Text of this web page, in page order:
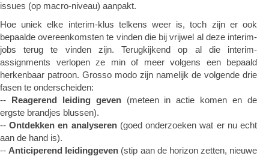
issues (op macro-niveau) aanpakt.
Hoe uniek elke interim-klus telkens weer is, toch zijn er ook
bepaalde overeenkomsten te vinden die bij vrijwel al deze interim-
jobs terug te vinden zijn. Terugkijkend op al die interim-
assignments verlopen ze min of meer volgens een bepaald
herkenbaar patroon. Grosso modo zijn namelijk de volgende drie
fasen te onderscheiden:
-- Reagerend leiding geven(meteen in actie komen en de
ergste brandjes blussen).
--Ontdekken en analyseren(goed onderzoeken wat er nu echt
aan de hand is).
-- Anticiperend leidinggeven (stip aan de horizon zetten, nieuwe